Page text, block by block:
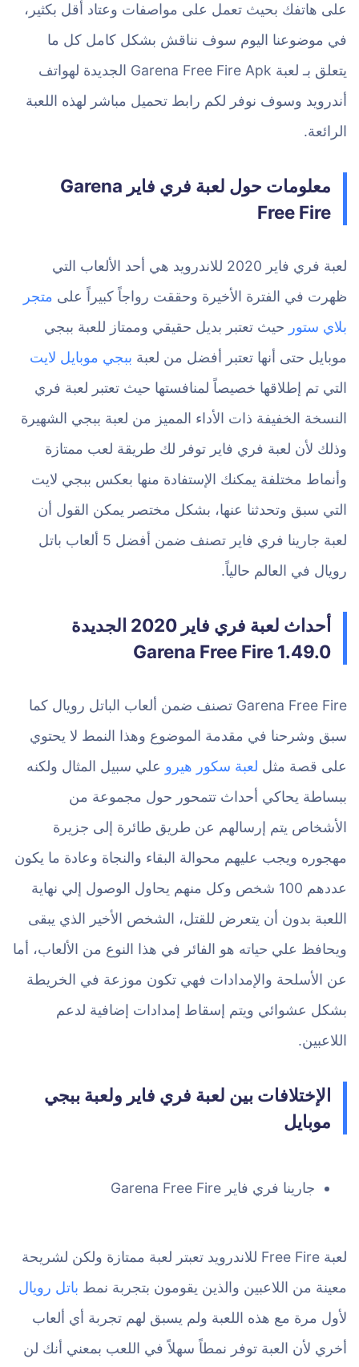
على هاتفك بحيث تعمل على مواصفات وعتاد أقل بكثير،
في موضوعنا اليوم سوف نناقش بشكل كامل كل ما
يتعلق بـ لعبة Garena Free Fire Apk الجديدة لهواتف
أندرويد وسوف نوفر لكم رابط تحميل مباشر لهذه اللعبة
الرائعة.
معلومات حول لعبة فري فاير Garena
Free Fire
لعبة فري فاير 2020 للاندرويد هي أحد الألعاب التي
ظهرت في الفترة الأخيرة وحققت رواجاً كبيراً على متجر
بلاي ستور حيث تعتبر بديل حقيقي وممتاز للعبة ببجي
موبايل حتى أنها تعتبر أفضل من لعبة ببجي موبايل لايت
التي تم إطلاقها خصيصاً لمنافستها حيث تعتبر لعبة فري
النسخة الخفيفة ذات الأداء المميز من لعبة ببجي الشهيرة
وذلك لأن لعبة فري فاير توفر لك طريقة لعب ممتازة
وأنماط مختلفة يمكنك الإستفادة منها بعكس ببجي لايت
التي سبق وتحدثنا عنها، بشكل مختصر يمكن القول أن
لعبة جارينا فري فاير تصنف ضمن أفضل 5 ألعاب باتل
رويال في العالم حالياً.
أحداث لعبة فري فاير 2020 الجديدة
Garena Free Fire 1.49.0
Garena Free Fire تصنف ضمن ألعاب الباتل رويال كما
سبق وشرحنا في مقدمة الموضوع وهذا النمط لا يحتوي
على قصة مثل لعبة سكور هيرو علي سبيل المثال ولكنه
ببساطة يحاكي أحداث تتمحور حول مجموعة من
الأشخاص يتم إرسالهم عن طريق طائرة إلى جزيرة
مهجوره ويجب عليهم محوالة البقاء والنجاة وعادة ما يكون
عددهم 100 شخص وكل منهم يحاول الوصول إلي نهاية
اللعبة بدون أن يتعرض للقتل، الشخص الأخير الذي يبقى
ويحافظ علي حياته هو الفائر في هذا النوع من الألعاب، أما
عن الأسلحة والإمدادات فهي تكون موزعة في الخريطة
بشكل عشوائي ويتم إسقاط إمدادات إضافية لدعم
اللاعبين.
الإختلافات بين لعبة فري فاير ولعبة ببجي
موبايل
جارينا فري فاير Garena Free Fire
لعبة Free Fire للاندرويد تعبتر لعبة ممتازة ولكن لشريحة
معينة من اللاعبين والذين يقومون بتجربة نمط باتل رويال
لأول مرة مع هذه اللعبة ولم يسبق لهم تجربة أي ألعاب
أخري لأن العبة توفر نمطاً سهلاً في اللعب بمعني أنك لن